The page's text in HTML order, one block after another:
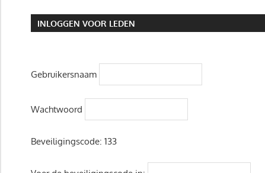
INLOGGEN VOOR LEDEN
Gebruikersnaam
Wachtwoord
Beveiligingscode: 133